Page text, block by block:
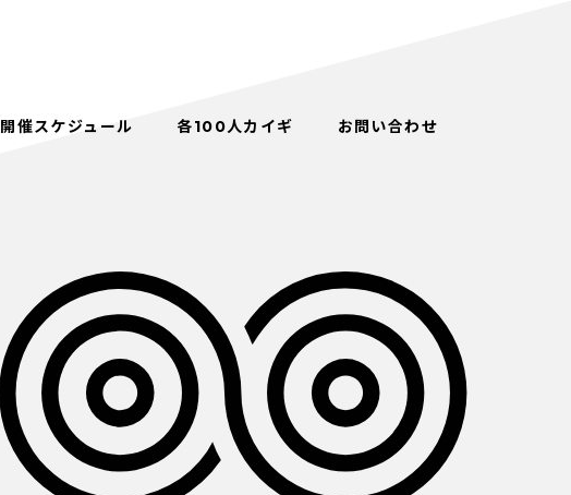
開催スケジュール 各100人カイギ お問い合わせ